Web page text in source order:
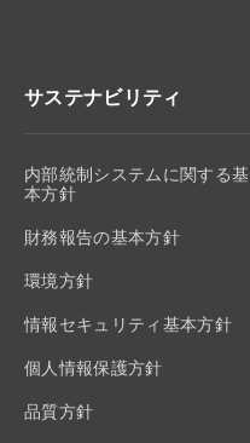
サステナビリティ
内部統制システムに関する基
本方針
財務報告の基本方針
環境方針
情報セキュリティ基本方針
個人情報保護方針
品質方針